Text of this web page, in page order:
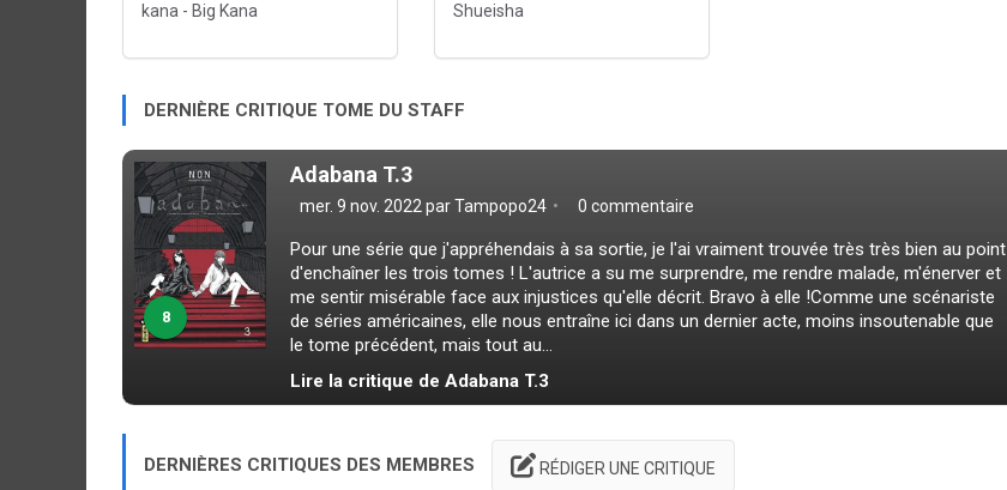
kana - Big Kana Shueisha
DERNIÈRE CRITIQUE TOME DU STAFF
8
Adabana T.3
mer. 9 nov. 2022 parTampopo24 0 commentaire
Pour une série que j'appréhendais à sa sortie, je l'ai vraiment trouvée très très bien au point
d'enchaîner les trois tomes ! L'autrice a su me surprendre, me rendre malade, m'énerver et
me sentir misérable face aux injustices qu'elle décrit. Bravo à elle !Comme une scénariste
de séries américaines, elle nous entraîne ici dans un dernier acte, moins insoutenable que
le tome précédent, mais tout au...
Lire la critique de Adabana T.3
DERNIÈRES CRITIQUES DES MEMBRES RÉDIGER UNE CRITIQUE